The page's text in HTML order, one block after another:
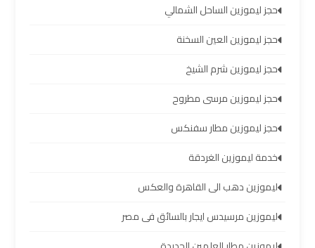
حجز ليموزين الساحل الشمالي
حجز ليموزين العين السخنة
حجز ليموزين شرم الشيخ
حجز ليموزين مرسى مطروح
حجز ليموزين مطار سفنكس
خدمة ليموزين الغردقة
ليموزين دهب الى القاهرة والعكس
ليموزين مرسيدس ايجار بالسائق فى مصر
ليموزين
الغردقة